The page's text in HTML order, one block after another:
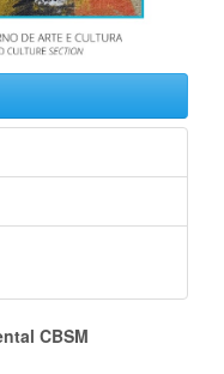
CBSM